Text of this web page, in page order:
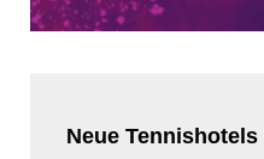
Neue Tennishotels